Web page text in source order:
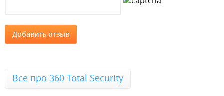
Все про 360 Total Security